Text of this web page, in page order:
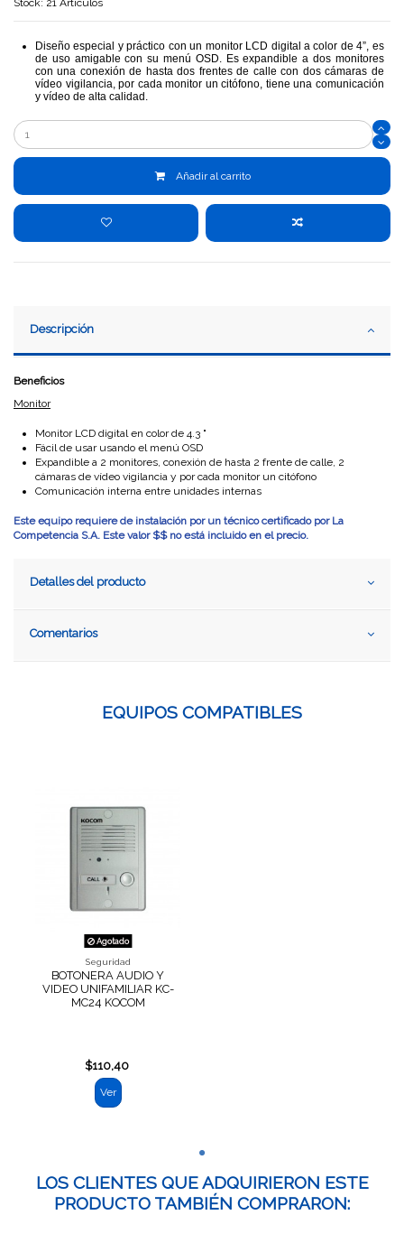
Stock: 21 Artículos
Diseño especial y práctico con un monitor LCD digital a color de 4”, es
de uso amigable con su menú OSD. Es expandible a dos monitores
con una conexión de hasta dos frentes de calle con dos cámaras de
vídeo vigilancia, por cada monitor un citófono, tiene una comunicación
y vídeo de alta calidad.
Añadir al carrito
Descripción
Beneficios
Monitor
Monitor LCD digital en color de 4.3 "
Fácil de usar usando el menú OSD
Expandible a 2 monitores, conexión de hasta 2 frente de calle, 2
cámaras de vídeo vigilancia y por cada monitor un citófono
Comunicación interna entre unidades internas
Este equipo requiere de instalación por un técnico certificado por La
Competencia S.A. Este valor $$ no está incluido en el precio.
Detalles del producto
Comentarios
EQUIPOS COMPATIBLES
Agotado
Seguridad
BOTONERA AUDIO Y
VIDEO UNIFAMILIAR KC-
MC24 KOCOM
$110,40
Ver
LOS CLIENTES QUE ADQUIRIERON ESTE
PRODUCTO TAMBIÉN COMPRARON: